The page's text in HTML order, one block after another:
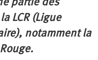
partie des
LCR (Ligue
notamment la